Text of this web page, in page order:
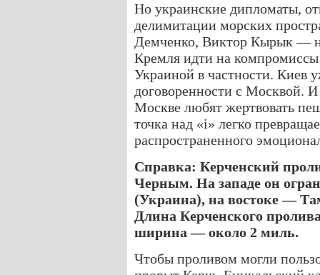
Но украинские дипломаты,
делимитации морских
Демченко, Виктор Кырык —
Кремля идти на
Украиной в частности. Киев
договоренности с Москвой.
Москве любят жертвовать
точка над «і» легко
распространенного
Справка: Керченский
Черным. На западе он
(Украина), на востоке —
Длина Керченского
ширина — около 2 миль.
Чтобы проливом могли